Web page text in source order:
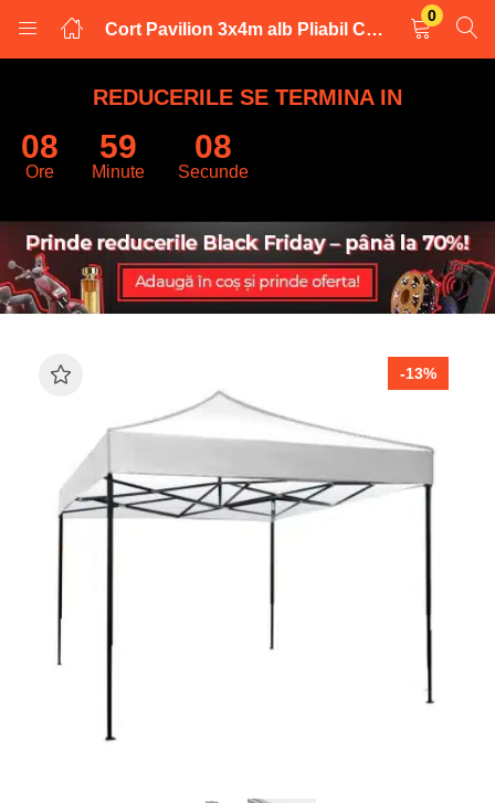
Cort Pavilion 3x4m alb Pliabil Cadru Metal pentru Curte, Gradina, Evenimente
0
LOGARE
INREGISTRARE
Introduceti numele de utilizator și parola pentru a va autentifica.
Parola uitata?
REDUCERILE SE TERMINA IN
08
Ore
59
Minute
07
Secunde
-13%